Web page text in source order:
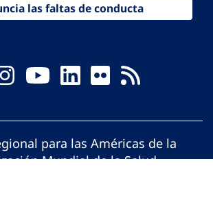
las faltas de conducta
para las Américas de la
Mundial de la Salud